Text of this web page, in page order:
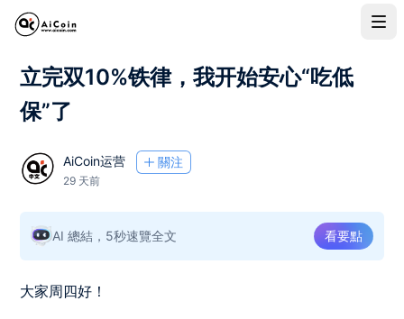
立完双10%铁律，我开始安心“吃低
保”了
AiCoin运营 關注
29 天前
AI 總結，5秒速覽全文 看要點
大家周四好！